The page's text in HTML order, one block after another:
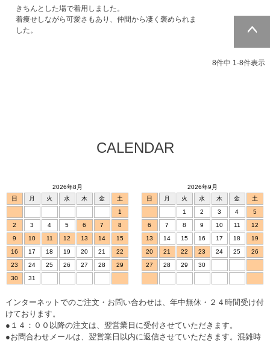
きちんとした場で着用しました。
着痩せしながら可愛さもあり、仲間から凄く褒められま
した。
8件中 1-8件表示
プへ
CALENDAR
2026年8月
日
月 火 水 木 金
土
1
2
3 4 5 6 7
8
9
10 11 12 13 14
15
16
17 18 19 20 21
22
23
24 25 26 27 28
29
30
31
2026年9月
日
月 火 水 木 金
土
1
2 3 4
5
6
7 8 9 10 11
12
13
14 15 16 17 18
19
20
21 22 23 24 25
26
27
28 29 30
インターネットでのご注文・お問い合わせは、年中無休・２４時間受け付
けております。
●１４：００以降の注文は、翌営業日に受付させていただきます。
●お問合わせメールは、翌営業日以内に返信させていただきます。混雑時